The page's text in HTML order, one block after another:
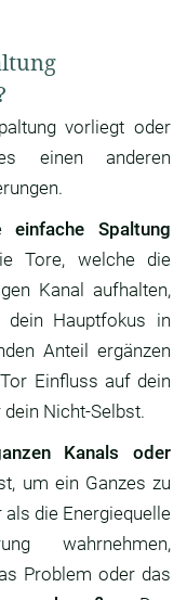
vorliegt oder
einen anderen
einfache Spaltung
Tore, welche die
Kanal aufhalten,
dein Hauptfokus in
Anteil ergänzen
Einfluss auf dein
Nicht-Selbst.
Kanals oder
um ein Ganzes zu
die Energiequelle
wahrnehmen,
Problem oder das